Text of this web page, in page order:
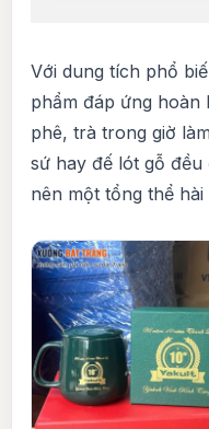
Với dung tích phổ
phẩm đáp ứng
phê, trà trong giờ
sứ hay đế lót gỗ
nên một tổng thể